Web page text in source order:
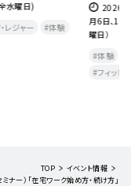
2日、9日、23日、30日、8月6
日、9月3日、10日、17日（各木曜
スポーツ・レジャー
TOP
イベント情報
ナー）「在宅ワーク始め方・続け方」